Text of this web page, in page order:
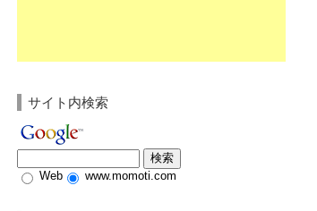
サイト内検索
Web www.momoti.com